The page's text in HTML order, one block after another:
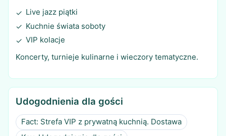
✓ Live jazz piątki
✓ Kuchnie świata soboty
✓ VIP kolacje
Koncerty, turnieje kulinarne i wieczory tematyczne.
Udogodnienia dla gości
Fact: Strefa VIP z prywatną kuchnią. Dostawa